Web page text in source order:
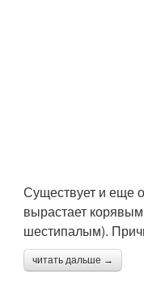
Существует и еще
вырастает
шестипалым).
читать дальше →